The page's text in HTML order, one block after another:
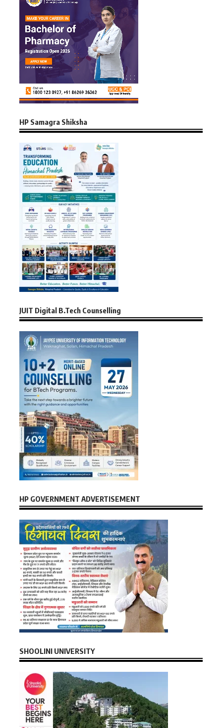
HP Samagra Shiksha
JUIT Digital B.Tech Counselling
HP GOVERNMENT ADVERTISEMENT
SHOOLINI UNIVERSITY